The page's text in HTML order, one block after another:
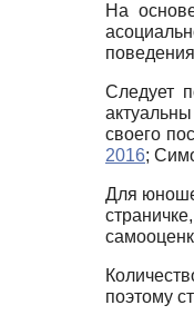
На
Следует
своего
2016;
Для
поэтому